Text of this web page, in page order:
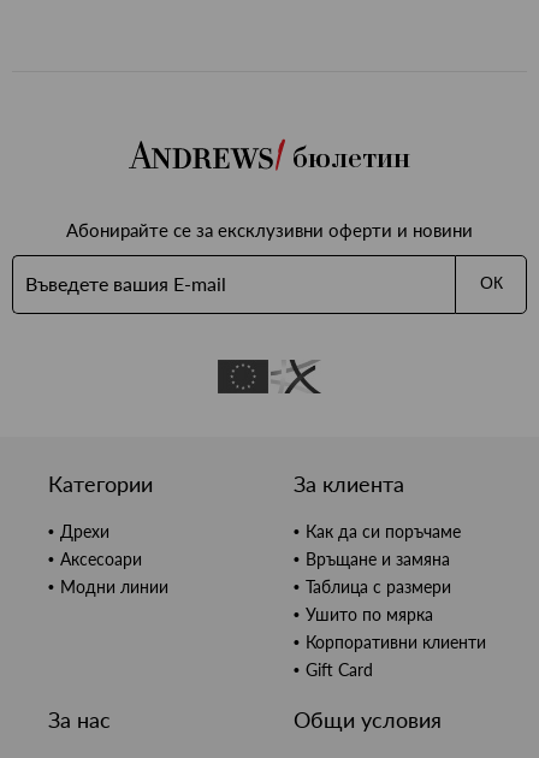
бюлетин
Абонирайте се за ексклузивни оферти и новини
ОК
Категории
Дрехи
Аксесоари
Модни линии
За клиента
Как да си поръчаме
Връщане и замяна
Таблица с размери
Ушито по мярка
Корпоративни клиенти
Gift Card
За нас Общи условия